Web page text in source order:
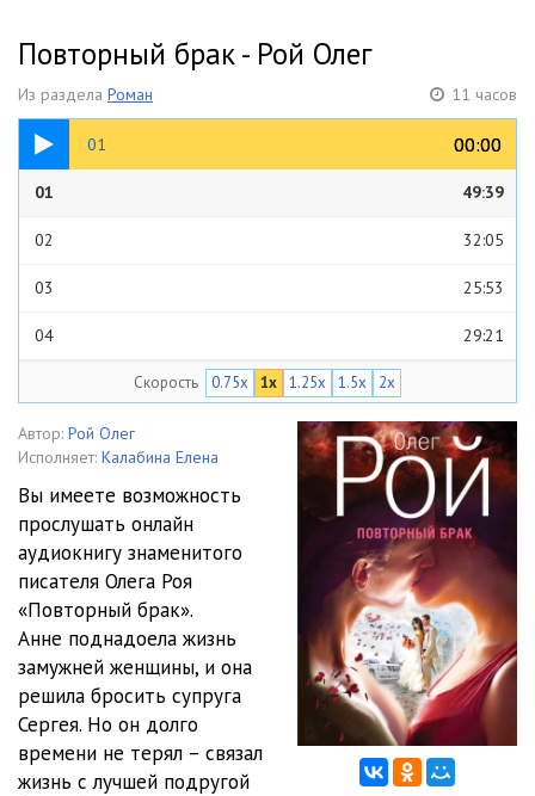
Повторный брак - Рой Олег
Из раздела Роман 11 часов
01 00:00
00:00
49:39
01 49:39
02 32:05
03 25:53
04 29:21
06 23:57
22:05
08 28:37
09 15:36
10 31:51
11 42:19
12 34:25
13 1:22:08
Скорость 0.75x 1x 1.25x 1.5x 2x
Автор: Рой Олег
Исполняет: Калабина Елена
Вы имеете возможность
прослушать онлайн
аудиокнигу знаменитого
писателя Олега Роя
«Повторный брак».
Анне поднадоела жизнь
замужней женщины, и она
решила бросить супруга
Сергея. Но он долго
времени не терял – связал
жизнь с лучшей подругой